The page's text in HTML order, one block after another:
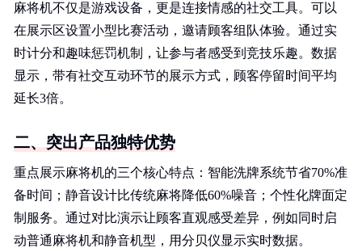
麻将机不仅是游戏设备，更是连接情感的社交工具。可以
在展示区设置小型比赛活动，邀请顾客组队体验。通过实
时计分和趣味惩罚机制，让参与者感受到竞技乐趣。数据
显示，带有社交互动环节的展示方式，顾客停留时间平均
延长3倍。
二、突出产品独特优势
重点展示麻将机的三个核心特点：智能洗牌系统节省70%准
备时间；静音设计比传统麻将降低60%噪音；个性化牌面定
制服务。通过对比演示让顾客直观感受差异，例如同时启
动普通麻将机和静音机型，用分贝仪显示实时数据。